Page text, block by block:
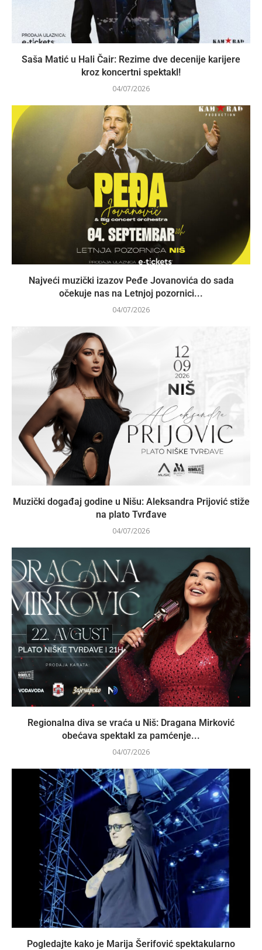
Saša Matić u Hali Čair: Rezime dve decenije karijere
kroz koncertni spektakl!
04/07/2026
Najveći muzički izazov Peđe Jovanovića do sada
očekuje nas na Letnjoj pozornici...
04/07/2026
Muzički događaj godine u Nišu: Aleksandra Prijović stiže
na plato Tvrđave
04/07/2026
Regionalna diva se vraća u Niš: Dragana Mirković
obećava spektakl za pamćenje...
04/07/2026
Pogledajte kako je Marija Šerifović spektakularno